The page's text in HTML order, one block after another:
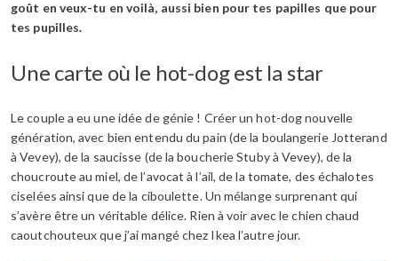
goût en veux-tu en voilà, aussi bien pour tes papilles que pour
tes pupilles.
Une carte où le hot-dog est la star
Le couple a eu une idée de génie ! Créer un hot-dog nouvelle
génération, avec bien entendu du pain (de la boulangerie Jotterand
à Vevey), de la saucisse (de la boucherie Stuby à Vevey), de la
choucroute au miel, de l’avocat à l’ail, de la tomate, des échalotes
ciselées ainsi que de la ciboulette. Un mélange surprenant qui
s’avère être un véritable délice. Rien à voir avec le chien chaud
caoutchouteux que j’ai mangé chez Ikea l’autre jour.